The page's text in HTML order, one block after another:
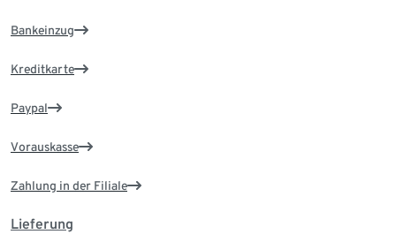
Bankeinzug
Kreditkarte
Paypal
Vorauskasse
Zahlung in der Filiale
Lieferung